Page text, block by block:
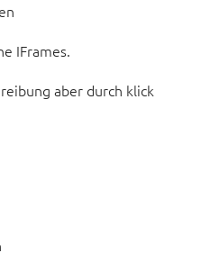
IFrames.
aber durch klick